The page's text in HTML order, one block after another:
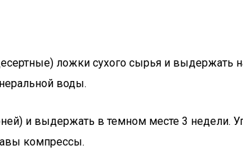
ложки сухого сырья и выдержать
воды.
и выдержать в темном месте 3 недели.
компрессы.